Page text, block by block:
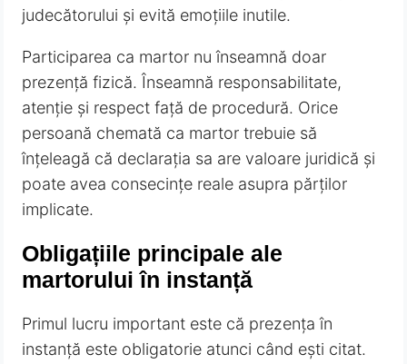
judecătorului și evită emoțiile inutile.
Participarea ca martor nu înseamnă doar
prezență fizică. Înseamnă responsabilitate,
atenție și respect față de procedură. Orice
persoană chemată ca martor trebuie să
înțeleagă că declarația sa are valoare juridică și
poate avea consecințe reale asupra părților
implicate.
Obligațiile principale ale
martorului în instanță
Primul lucru important este că prezența în
instanță este obligatorie atunci când ești citat.